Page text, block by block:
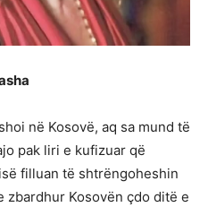
në Kosovë, aq sa mund të
pak liri e kufizuar që
filluan të shtrëngoheshin
zbardhur Kosovën çdo ditë e